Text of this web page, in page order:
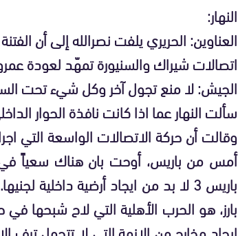
النهار:
العناوين: الحريري يلفت نصرالله إلى أن
اتصالات شيراك والسنيورة تمهّد لعودة
الجيش: لا منع تجول آخر وكل شيء تحت
سألت النهار عما اذا كانت نافذة الحوار
وقالت أن حركة الاتصالات الواسعة التي
أمس من باريس، أوحت بان هناك سعياً في
باريس 3 لا بد من ايجاد أرضية داخلية
بارز، هو الحرب الأهلية التي لاح شبحها